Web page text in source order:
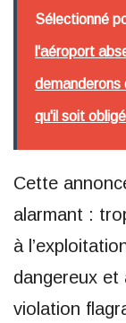
Sélectionné
l'aéroport
demanderons
qu'il soit
Cette
alarmant :
à
dangereux et
violation